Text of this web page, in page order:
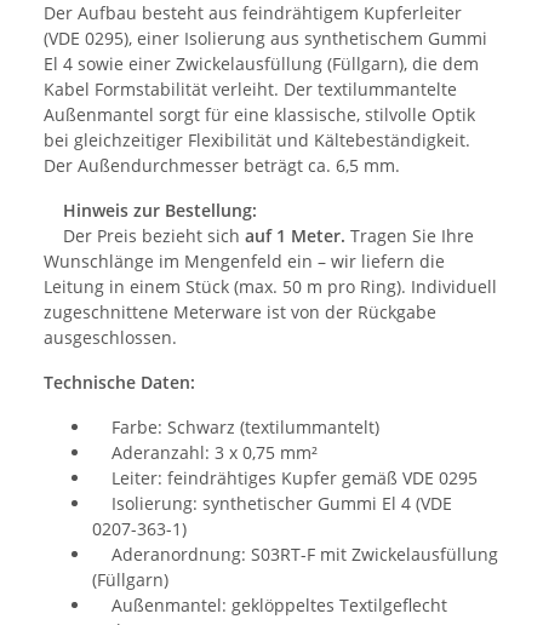
Der Aufbau besteht aus feindrähtigem Kupferleiter
(VDE 0295), einer Isolierung aus synthetischem Gummi
El 4 sowie einer Zwickelausfüllung (Füllgarn), die dem
Kabel Formstabilität verleiht. Der textilummantelte
Außenmantel sorgt für eine klassische, stilvolle Optik
bei gleichzeitiger Flexibilität und Kältebeständigkeit.
Der Außendurchmesser beträgt ca. 6,5 mm.
Hinweis zur Bestellung:
Der Preis bezieht sich auf 1 Meter. Tragen Sie Ihre
Wunschlänge im Mengenfeld ein – wir liefern die
Leitung in einem Stück (max. 50 m pro Ring). Individuell
zugeschnittene Meterware ist von der Rückgabe
ausgeschlossen.
Technische Daten:
Farbe: Schwarz (textilummantelt)
Aderanzahl: 3 x 0,75 mm²
Leiter: feindrähtiges Kupfer gemäß VDE 0295
Isolierung: synthetischer Gummi El 4 (VDE
0207-363-1)
Aderanordnung: S03RT-F mit Zwickelausfüllung
(Füllgarn)
Außenmantel: geklöppeltes Textilgeflecht